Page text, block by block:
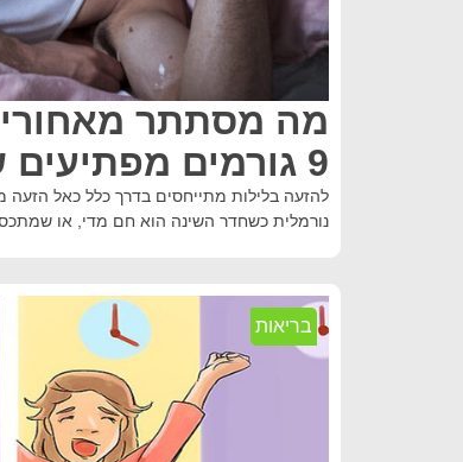
מה מסתתר מאחורי
9 גורמים מפתיעים שחשוב לבדוק
להזעה בלילות מתייחסים בדרך כלל כאל
נורמלית כשחדר השינה הוא חם מדי, או
בריאות